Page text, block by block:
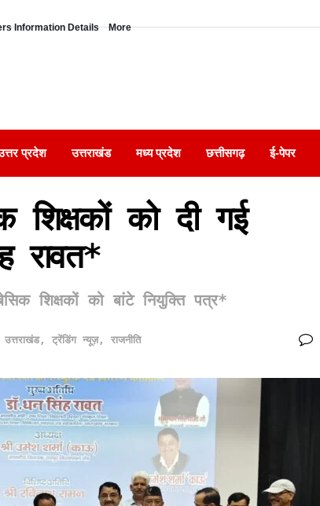
Information Details More
प्रदेश उत्तराखंड मध्य प्रदेश छत्तीसगढ़ ई-पेपर
को दी गई
रावत*
शिक्षकों को बांटे नियुक्ति पत्र*
उत्तराखंड, ट्रेंडिंग न्यूज़, राजनीति